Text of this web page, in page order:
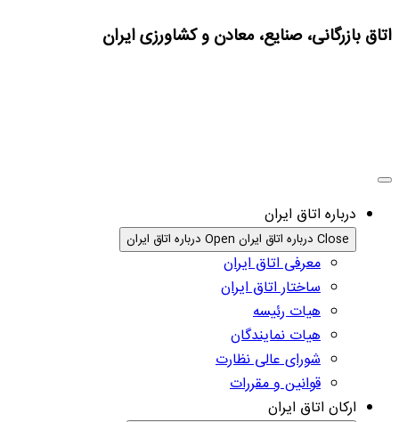
اتاق بازرگانی، صنایع، معادن و کشاورزی ایران
درباره اتاق ایران
Close درباره اتاق ایران Open درباره اتاق ایران
معرفی اتاق ایران
ساختار اتاق ایران
هیات رئیسه
هیات نمایندگان
شورای عالی نظارت
قوانین و مقررات
ارکان اتاق ایران